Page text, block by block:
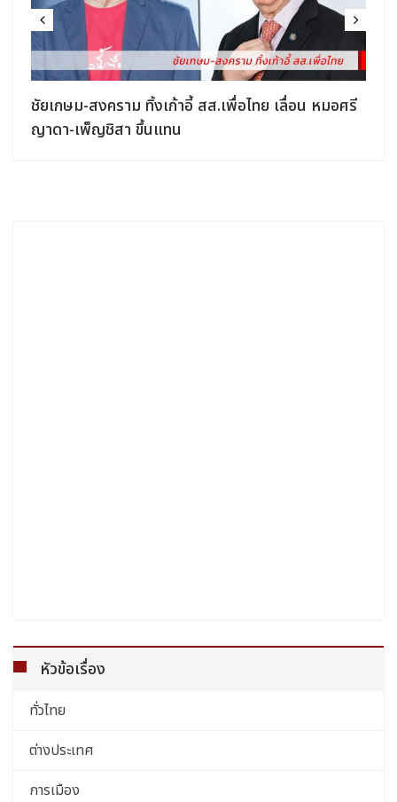
ชัยเกษม-สงคราม ทิ้งเก้าอี้ สส.เพื่อไทย เลื่อน หมอศรี
ญาดา-เพ็ญชิสา ขึ้นแทน
หัวข้อเรื่อง
ทั่วไทย
ต่างประเทศ
การเมือง